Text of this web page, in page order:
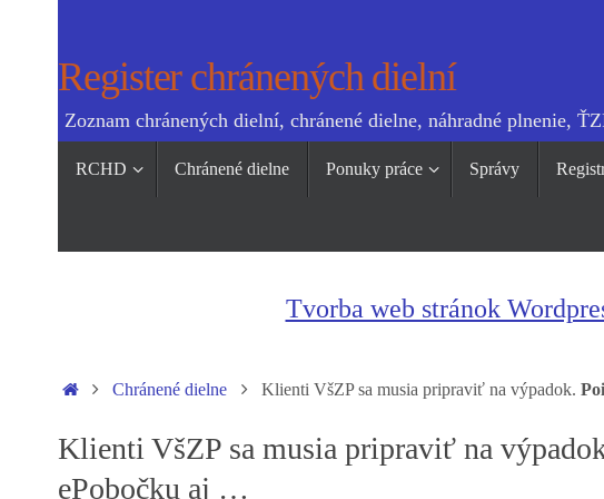
Register chránených dielní
Zoznam chránených dielní, chránené dielne, náhradné plnenie,
RCHD Chránené dielne Ponuky práce Správy
Tvorba web stránok
HomeChránené dielne Klienti VšZP sa musia pripraviť na výpadok.
Klienti VšZP sa musia pripraviť na
ePobočku aj …